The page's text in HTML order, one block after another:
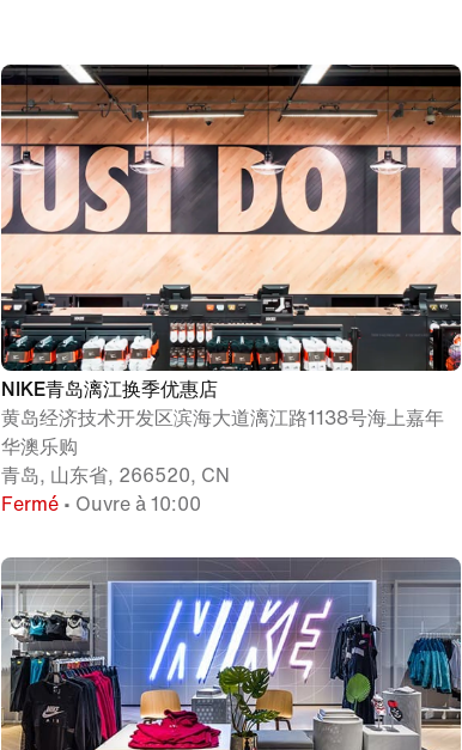
NIKE青岛漓江换季优惠店
黄岛经济技术开发区滨海大道漓江路1138号海上嘉年
华澳乐购
青岛, 山东省, 266520, CN
Fermé • Ouvre à 10:00